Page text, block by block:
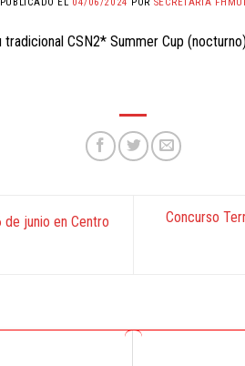
PUBLICADO EL 04/06/2024 POR SECRETARIA
tradicional CSN2* Summer Cup
junio en Centro
Concurso